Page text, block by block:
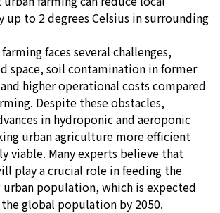
up to 2 degrees Celsius in surrounding
faces several challenges,
space, soil contamination in former
higher operational costs compared
Despite these obstacles,
in hydroponic and aeroponic
urban agriculture more efficient
viable. Many experts believe that
play a crucial role in feeding the
population, which is expected
global population by 2050.